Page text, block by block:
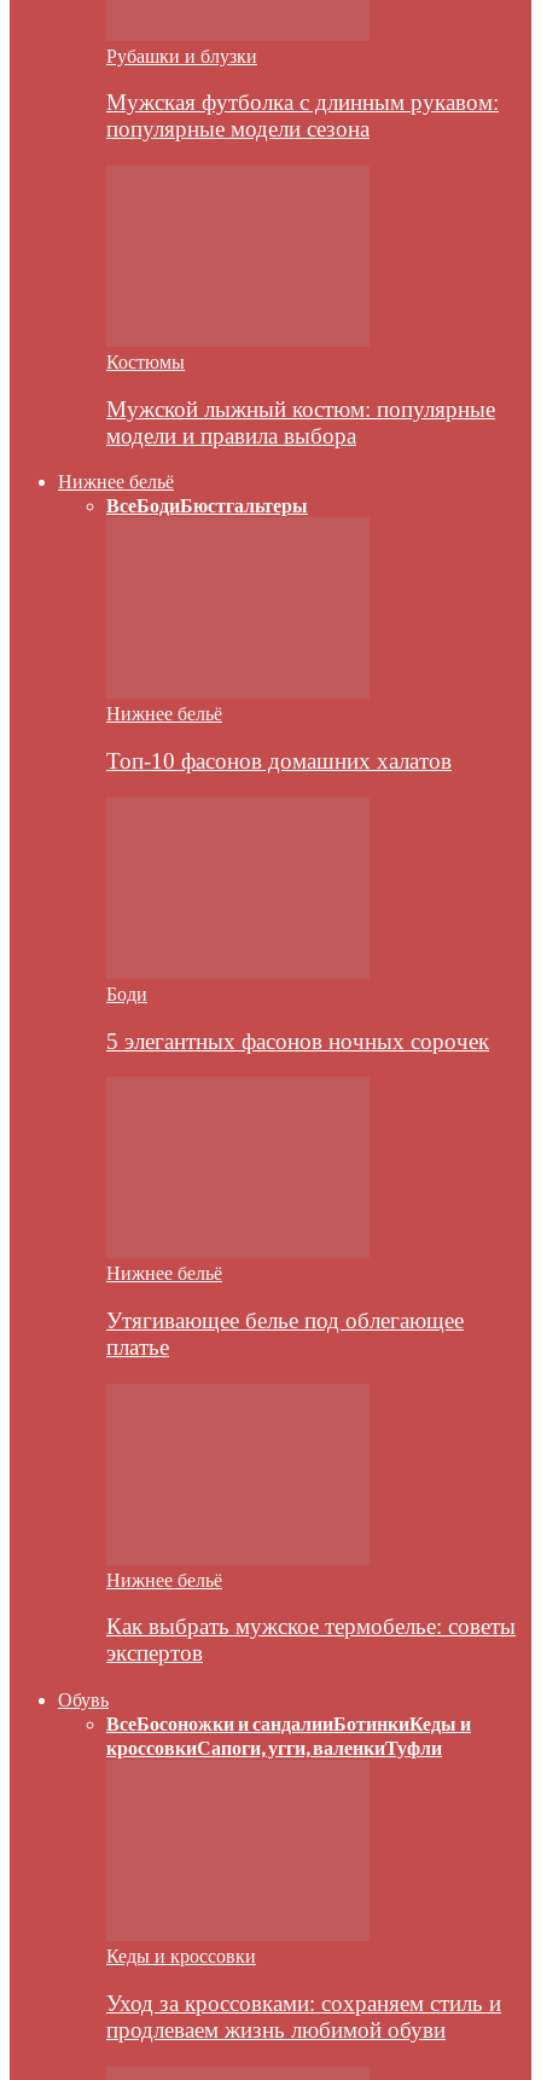
Рубашки и блузки
Мужская футболка с длинным рукавом:
популярные модели сезона
Костюмы
Мужской лыжный костюм: популярные
модели и правила выбора
Нижнее бельё
ВсеБодиБюстгальтеры
Нижнее бельё
Топ-10 фасонов домашних халатов
Боди
5 элегантных фасонов ночных сорочек
Нижнее бельё
Утягивающее белье под облегающее
платье
Нижнее бельё
Как выбрать мужское термобелье: советы
экспертов
Обувь
ВсеБосоножки и сандалииБотинкиКеды и
кроссовкиСапоги, угги, валенкиТуфли
Кеды и кроссовки
Уход за кроссовками: сохраняем стиль и
продлеваем жизнь любимой обуви